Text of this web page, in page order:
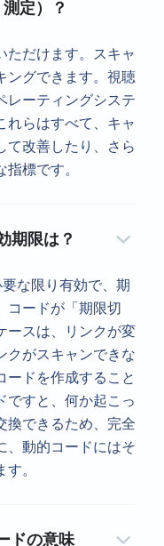
定）？
ただけます。スキャ
ングできます。視聴
レーティングシステ
れらはすべて、キャ
て改善したり、さら
標です。
期限は？
な限り有効で、期
コードが「期限切
ースは、リンクが変
クがスキャンできな
ードを作成すること
ですと、何か起こっ
換できるため、完全
、動的コードにはそ
。
ドの意味